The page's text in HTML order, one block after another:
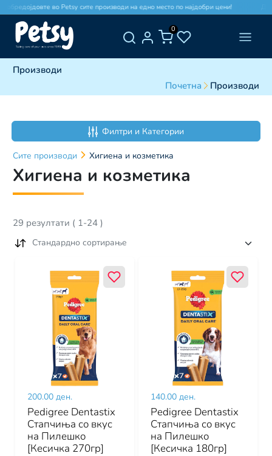
во Petsy сите производи на едно место по најдобри цени!
0
Производи
Почетна
Производи
Филтри и Категории
Сите производи Хигиена и козметика
Хигиена и козметика
29 резултати ( 1-24 )
Стандардно сортирање
200.00 ден.
Pedigree Dentastix
Стапчиња со вкус
на Пилешко
[Кесичка 270гр]
140.00 ден.
Pedigree Dentastix
Стапчиња со вкус
на Пилешко
[Кесичка 180гр]